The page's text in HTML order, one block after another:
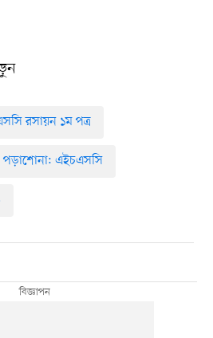
রসায়ন ১ম পত্র
পড়াশোনা: এইচএসসি